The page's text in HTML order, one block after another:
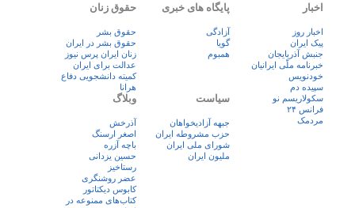
اخبار
اخبار روز
پيک ايران
جنبش آذربایجان
خبرنامه ملّی ایرانیان
خودنویس
سپیده دم
سکولاریسم نو
فرانس ۲۴
مردمک
پایگاه های خبری
آزادگی
گویا
همبوم
حقوق زنان
حقوق بشر
حقوق بشر در ایران
زنان ايران پرس نيوز
عدالت برای ایران
کمیته دانشجویی دفاع
هرانا
سیاست
جبهه آزادیخواهان
حزب مشروطه ایران
شورای ملی ایران
ملیون ایران
وبلاگ
آذرخش
اصغر ارسنگ
باچه آزره
حسین یزدانی
رستاخیز
عضر روشنگری
کابوس دیکتاتور
کتاب‌های ممنوعه در